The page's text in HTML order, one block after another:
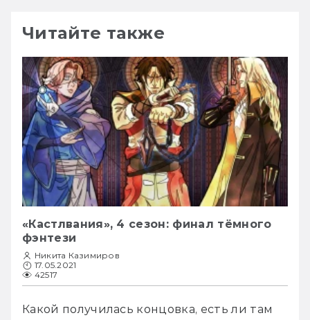
Читайте также
«Кастлвания», 4 сезон: финал тёмного
фэнтези
Никита Казимиров
17.05.2021
42517
Какой получилась концовка, есть ли там